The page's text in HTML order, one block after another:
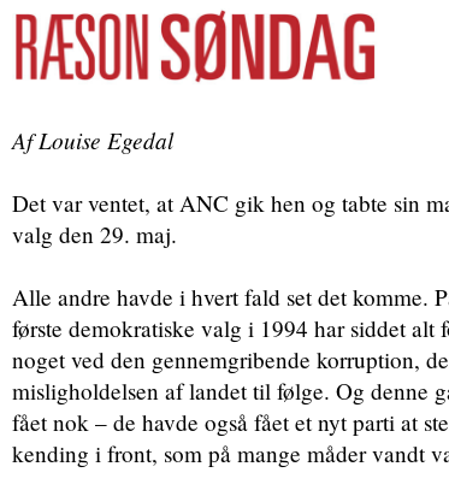
Af Louise Egedal
Det var ventet, at ANC gik hen og tabte sin
valg den 29. maj.
Alle andre havde i hvert fald set det komme.
første demokratiske valg i 1994 har siddet alt
noget ved den gennemgribende korruption,
misligholdelsen af landet til følge. Og denne
fået nok – de havde også fået et nyt parti at
kending i front, som på mange måder vandt